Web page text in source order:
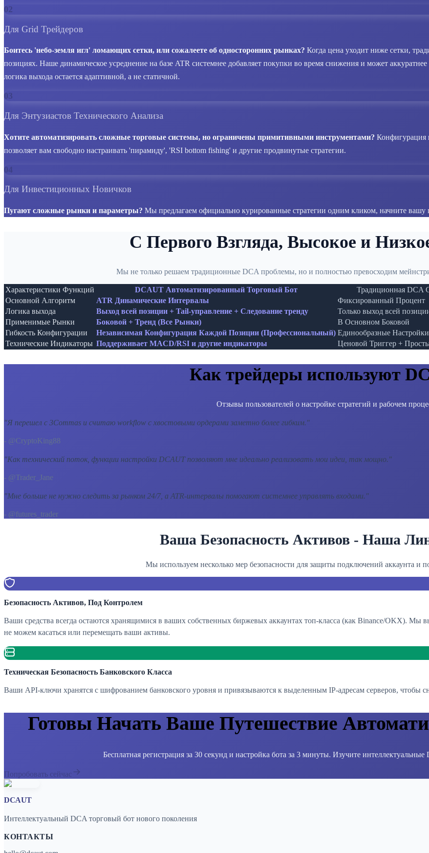
02
Для Grid Трейдеров
Боитесь 'небо-земля игл' ломающих сетки, или сожалеете об односторонних рынках? Когда цена уходит ниже сетки,
позициях. Наше динамическое усреднение на базе ATR системнее добавляет покупки во время снижения и может
логика выхода остается адаптивной, а не статичной.
03
Для Энтузиастов Технического Анализа
Хотите автоматизировать сложные торговые системы, но ограничены примитивными инструментами? Конфигурация
позволяет вам свободно настраивать 'пирамиду', 'RSI bottom fishing' и другие продвинутые стратегии.
04
Для Инвестиционных Новичков
Пугают сложные рынки и параметры? Мы предлагаем официально курированные стратегии одним кликом, начните
С Первого Взгляда, Высокое и
Мы не только решаем традиционные DCA проблемы, но и полностью превосходим
Характеристики Функций DCAUT Автоматизированный Торговый Бот Традиционная DCA
Основной Алгоритм
ATR Динамические Интервалы Фиксированный Процент
Логика выхода
Выход всей позиции + Tail-управление + Следование тренду Только выход всей
Применимые Рынки
Боковой + Тренд (Все Рынки) В Основном Боковой
Гибкость Конфигурации
Независимая Конфигурация Каждой Позиции (Профессиональный) Единообразные
Технические Индикаторы Поддерживает MACD/RSI и другие индикаторы Ценовой Триггер +
Как трейдеры используют
Отзывы пользователей о настройке стратегий и рабочем
"Я перешел с 3Commas и считаю workflow с хвостовыми ордерами заметно более гибким."
- @CryptoKing88
"Как технический поток, функции настройки DCAUT позволяют мне идеально реализовать мои идеи, так мощно."
- @Trader_Jane
"Мне больше не нужно следить за рынком 24/7, а ATR-интервалы помогают системнее управлять входами."
- @futures_trader
Ваша Безопасность Активов - Наша
Мы используем несколько мер безопасности для защиты подключений аккаунта и
Безопасность Активов, Под Контролем
Ваши средства всегда остаются хранящимися в ваших собственных биржевых аккаунтах топ-класса (как Binance/OKX). Мы
не можем касаться или перемещать ваши активы.
Техническая Безопасность Банковского Класса
Ваши API-ключи хранятся с шифрованием банковского уровня и привязываются к выделенным IP-адресам серверов, чтобы
Готовы Начать Ваше Путешествие
Бесплатная регистрация за 30 секунд и настройка бота за 3 минуты. Изучите
Попробовать сейчас
DCAUT
Интеллектуальный DCA торговый бот нового поколения
КОНТАКТЫ